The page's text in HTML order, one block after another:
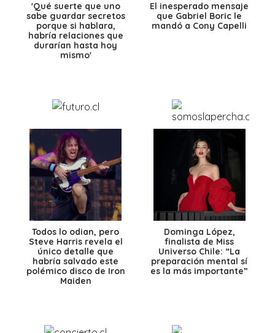
'Qué suerte que uno
sabe guardar secretos
porque si hablara,
habría relaciones que
durarían hasta hoy
mismo'
El inesperado mensaje
que Gabriel Boric le
mandó a Cony Capelli
Todos lo odian, pero
Steve Harris revela el
único detalle que
habría salvado este
polémico disco de Iron
Maiden
Dominga López,
finalista de Miss
Universo Chile: “La
preparación mental sí
es la más importante”